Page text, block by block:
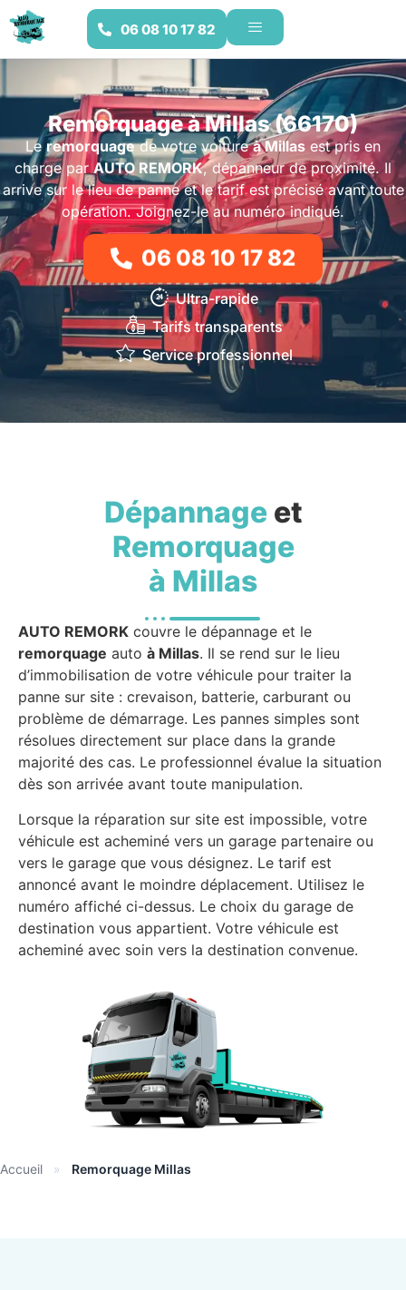
06 08 10 17 82
Remorquage à Millas (66170)
Leremorquagede votre voitureà Millas est pris en
charge parAUTO REMORK, dépanneur de proximité. Il
arrive sur le lieu de panne et le tarif est précisé avant toute
opération. Joignez-le au numéro indiqué.
06 08 10 17 82
Ultra-rapide
Tarifs transparents
Service professionnel
Dépannageet
Remorquage
à Millas
AUTO REMORK couvre le dépannage et le
remorquage auto à Millas. Il se rend sur le lieu
d’immobilisation de votre véhicule pour traiter la
panne sur site : crevaison, batterie, carburant ou
problème de démarrage. Les pannes simples sont
résolues directement sur place dans la grande
majorité des cas. Le professionnel évalue la situation
dès son arrivée avant toute manipulation.
Lorsque la réparation sur site est impossible, votre
véhicule est acheminé vers un garage partenaire ou
vers le garage que vous désignez. Le tarif est
annoncé avant le moindre déplacement. Utilisez le
numéro affiché ci-dessus. Le choix du garage de
destination vous appartient. Votre véhicule est
acheminé avec soin vers la destination convenue.
Accueil » Remorquage Millas